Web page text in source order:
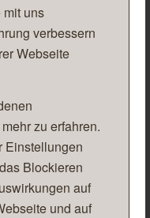
uns
verbessern
Webseite
zu erfahren.
Einstellungen
Blockieren
auf
und auf
Kalk mit
Kalk mit